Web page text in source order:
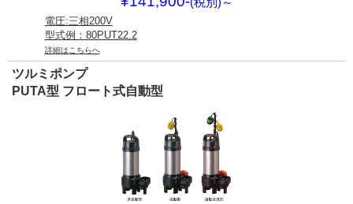
電圧:三相200V
型式例：80PUT22.2
詳細はこちらへ
ツルミポンプ
PUTA型 フロート式自動型